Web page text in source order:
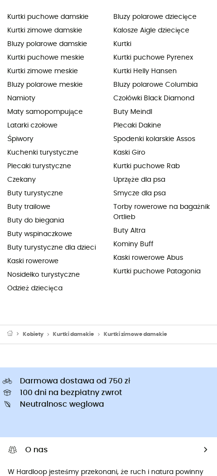
Kurtki puchowe damskie
Kurtki zimowe damskie
Bluzy polarowe damskie
Kurtki puchowe meskie
Kurtki zimowe meskie
Bluzy polarowe meskie
Namioty
Maty samopompujące
Latarki czołowe
Śpiwory
Kuchenki turystyczne
Plecaki turystyczne
Czekany
Buty turystyczne
Buty trailowe
Buty do biegania
Buty wspinaczkowe
Buty turystyczne dla dzieci
Kaski rowerowe
Nosidełko turystyczne
Odzież dziecięca
Bluzy polarowe dziecięce
Kalosze Aigle dziecięce
Kurtki
Kurtki puchowe Pyrenex
Kurtki Helly Hansen
Bluzy polarowe Columbia
Czołówki Black Diamond
Buty Meindl
Plecaki Dakine
Spodenki kolarskie Assos
Kaski Giro
Kurtki puchowe Rab
Uprzęże dla psa
Smycze dla psa
Torby rowerowe na bagażnik
Ortlieb
Buty Altra
Kominy Buff
Kaski rowerowe Abus
Kurtki puchowe Patagonia
Kobiety Kurtki damskie Kurtki zimowe damskie
Darmowa dostawa od 750 zł
100 dni na bezpłatny zwrot
Neutralnosc weglowa
O nas
W Hardloop jesteśmy przekonani, że ruch i natura powinny